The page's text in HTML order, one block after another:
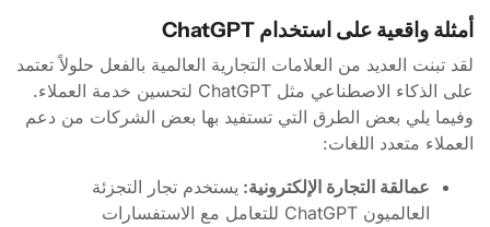
أمثلة واقعية على استخدام ChatGPT
لقد تبنت العديد من العلامات التجارية العالمية بالفعل حلولاً تعتمد
على الذكاء الاصطناعي مثل ChatGPT لتحسين خدمة العملاء.
وفيما يلي بعض الطرق التي تستفيد بها بعض الشركات من دعم
العملاء متعدد اللغات:
عمالقة التجارة الإلكترونية: يستخدم تجار التجزئة
العالميون ChatGPT للتعامل مع الاستفسارات